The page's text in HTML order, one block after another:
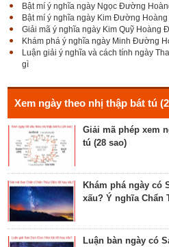
Bật mí ý nghĩa ngày Ngọc Đường
Bật mí ý nghĩa ngày Kim Đường
Giải mã ý nghĩa ngày Kim Quỹ Hoàng
Khám phá ý nghĩa ngày Minh Đường
Luận giải ý nghĩa và cách tính ngày
gì
Xem ngày theo nhị thập bát tú
Giải mã Sao Cang
nghĩa Cang Kim
nghĩa Giác Mộc
Giải mã phép xem
tú (28 sao)
Khám phá ngày có
xấu? Ý nghĩa Chẩn
Luận bàn ngày có
hôn nhân, xuất
phúc, cầu tự, cầu